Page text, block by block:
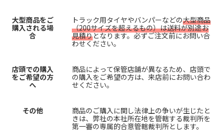
大型商品をご
購入される場
合
トラック用タイヤやバンパーなどの大型商品
（200サイズを超えるもの）は送料が別途お
見積りとなります。必ずご注文前にお問い合
わせください。
店頭での購入
をご希望の方
へ
商品によって保管店舗が異なるため、店頭で
の購入をご希望の方は、来店前にお問い合わ
せください。
その他
商品のご購入に関し法律上の争いが生じたと
きは、弊社の本社所在地を管轄する裁判所を
第一審の専属的合意管轄裁判所とします。